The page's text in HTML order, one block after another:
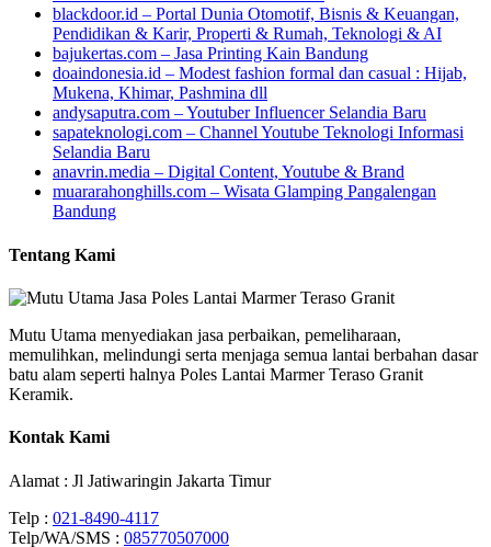
blackdoor.id – Portal Dunia Otomotif, Bisnis & Keuangan,
Pendidikan & Karir, Properti & Rumah, Teknologi & AI
bajukertas.com – Jasa Printing Kain Bandung
doaindonesia.id – Modest fashion formal dan casual : Hijab,
Mukena, Khimar, Pashmina dll
andysaputra.com – Youtuber Influencer Selandia Baru
sapateknologi.com – Channel Youtube Teknologi Informasi
Selandia Baru
anavrin.media – Digital Content, Youtube & Brand
muararahonghills.com – Wisata Glamping Pangalengan
Bandung
Tentang Kami
Mutu Utama menyediakan jasa perbaikan, pemeliharaan,
memulihkan, melindungi serta menjaga semua lantai berbahan dasar
batu alam seperti halnya Poles Lantai Marmer Teraso Granit
Keramik.
Kontak Kami
Alamat : Jl Jatiwaringin Jakarta Timur
Telp : 021-8490-4117
Telp/WA/SMS : 085770507000